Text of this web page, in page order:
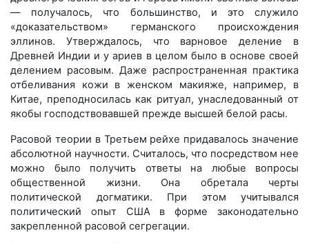
— получалось, что большинство, и это служило
«доказательством» германского происхождения
эллинов. Утверждалось, что варновое деление в
Древней Индии и у ариев в целом было в основе своей
делением расовым. Даже распространенная практика
отбеливания кожи в женском макияже, например, в
Китае, преподносилась как ритуал, унаследованный от
якобы господствовавшей прежде высшей белой расы.
Расовой теории в Третьем рейхе придавалось значение
абсолютной научности. Считалось, что посредством нее
можно было получить ответы на любые вопросы
общественной жизни. Она обретала черты
политической догматики. При этом учитывался
политический опыт США в форме законодательно
закрепленной расовой сегрегации.